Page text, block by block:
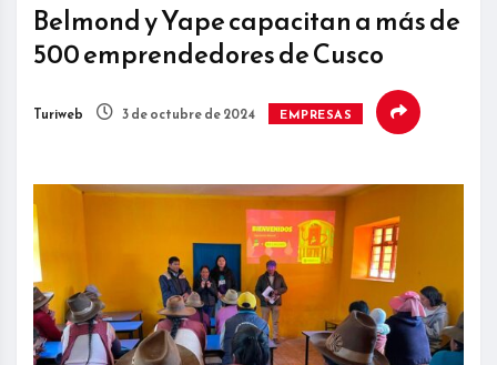
Belmond y Yape capacitan a más de
500 emprendedores de Cusco
Turiweb 3 de octubre de 2024 EMPRESAS